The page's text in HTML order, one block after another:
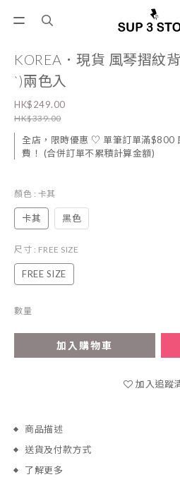
KOREA．現貨 風琴摺紋
`)兩色入
HK$249.00
HK$339.00
全店，限時優惠 ♡ 單筆訂單滿$800
費！ (合併訂單不累積計算金額)
顏色 : 卡其
卡其 黑色
尺寸 : FREE SIZE
FREE SIZE
數量
加入購物車
加入追蹤
商品描述
送貨及付款方式
了解更多